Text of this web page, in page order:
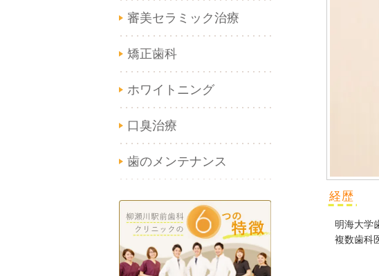
審美セラミック治療
矯正歯科
ホワイトニング
口臭治療
歯のメンテナンス
経歴
明海大学
複数歯科